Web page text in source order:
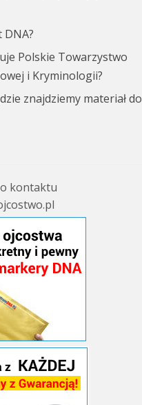
DNA?
Polskie Towarzystwo
i Kryminologii?
znajdziemy materiał do
kontaktu